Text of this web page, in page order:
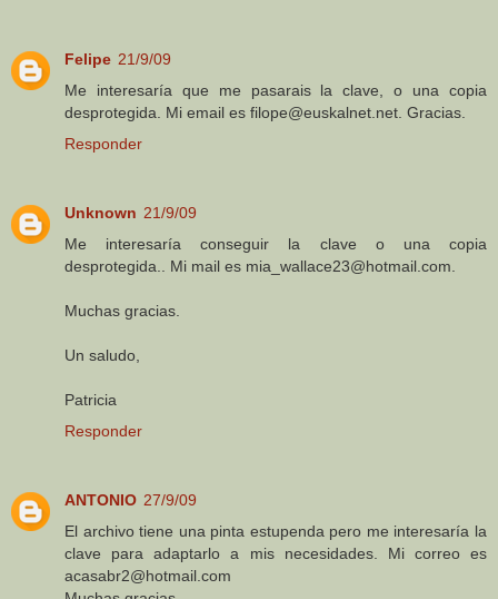
Felipe 21/9/09
Me interesaría que me pasarais la clave, o una copia
desprotegida. Mi email es filope@euskalnet.net. Gracias.
Responder
Unknown 21/9/09
Me interesaría conseguir la clave o una copia
desprotegida.. Mi mail es mia_wallace23@hotmail.com.
Muchas gracias.
Un saludo,
Patricia
Responder
ANTONIO 27/9/09
El archivo tiene una pinta estupenda pero me interesaría la
clave para adaptarlo a mis necesidades. Mi correo es
acasabr2@hotmail.com